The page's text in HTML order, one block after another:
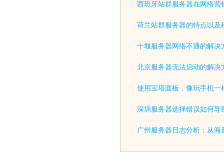
西班牙站群服务器在网络营
荷兰站群服务器的特点以及
十堰服务器网络不通的解决
北京服务器无法启动的解决
使用宝塔面板，像玩手机一
深圳服务器选择错误如何导
广州服务器日志分析：从海